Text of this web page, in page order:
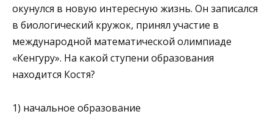
окунулся в но­вую интересную жизнь. Он записался
в биологический кружок, принял участие в
международной математической олимпиаде
«Кенгуру». На какой ступени образова­ния
находится Костя?
1) начальное образование